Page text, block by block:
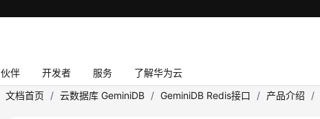
伙伴 开发者 服务 了解华为云
文档首页 / 云数据库 GeminiDB / GeminiDB Redis接口 / 产品介绍 /